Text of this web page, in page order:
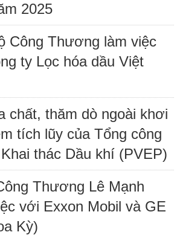
2025
Công Thương làm việc
ty Lọc hóa dầu Việt
chất, thăm dò ngoài khơi
tích lũy của Tổng công
thác Dầu khí (PVEP)
Thương Lê Mạnh
với Exxon Mobil và GE
Kỳ)